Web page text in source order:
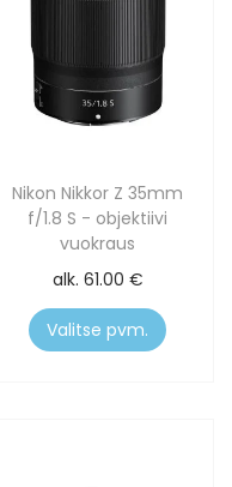
Nikon Nikkor Z 35mm
f/1.8 S - objektiivi
vuokraus
alk. 61.00 €
Valitse pvm.